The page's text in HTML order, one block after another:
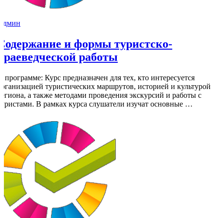
и формы туристско-
работы
программе: Курс предназначен для тех, кто интересуется
туристических маршрутов, историей и культурой
а также методами проведения экскурсий и работы с
В рамках курса слушатели изучат основные …